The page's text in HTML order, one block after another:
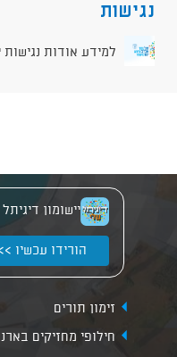
נגישות
למידע אודות
יישומון
הורידו עכשיו
זימון תורים
חילופי מחזיקים